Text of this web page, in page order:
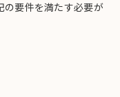
の要件を満たす必要が